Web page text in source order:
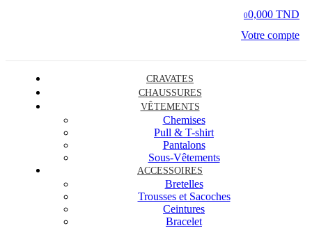
00,000 TND
Votre compte
CRAVATES
CHAUSSURES
VÊTEMENTS
Chemises
Pull & T-shirt
Pantalons
Sous-Vêtements
ACCESSOIRES
Bretelles
Trousses et Sacoches
Ceintures
Bracelet